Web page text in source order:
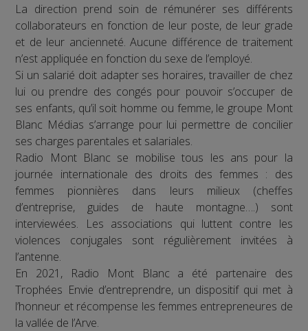
La direction prend soin de rémunérer ses différents
collaborateurs en fonction de leur poste, de leur grade
et de leur ancienneté. Aucune différence de traitement
n’est appliquée en fonction du sexe de l’employé.
Si un salarié doit adapter ses horaires, travailler de chez
lui ou prendre des congés pour pouvoir s’occuper de
ses enfants, qu’il soit homme ou femme, le groupe Mont
Blanc Médias s’arrange pour lui permettre de concilier
ses charges parentales et salariales.
Radio Mont Blanc se mobilise tous les ans pour la
journée internationale des droits des femmes : des
femmes pionnières dans leurs milieux (cheffes
d’entreprise, guides de haute montagne….) sont
interviewées. Les associations qui luttent contre les
violences conjugales sont régulièrement invitées à
l’antenne.
En 2021, Radio Mont Blanc a été partenaire des
Trophées Envie d’entreprendre, un dispositif qui met à
l’honneur et récompense les femmes entrepreneures de
la vallée de l’Arve.